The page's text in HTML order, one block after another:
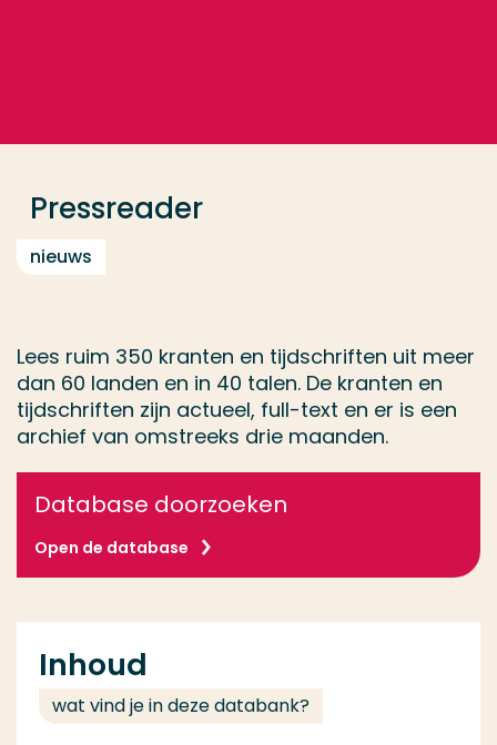
Pressreader
nieuws
Lees ruim 350 kranten en tijdschriften uit meer
dan 60 landen en in 40 talen. De kranten en
tijdschriften zijn actueel, full-text en er is een
archief van omstreeks drie maanden.
Database doorzoeken
Open de database
Inhoud
wat vind je in deze databank?
Contact